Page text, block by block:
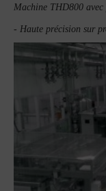
Machine THD800 avec
- Haute précision sur